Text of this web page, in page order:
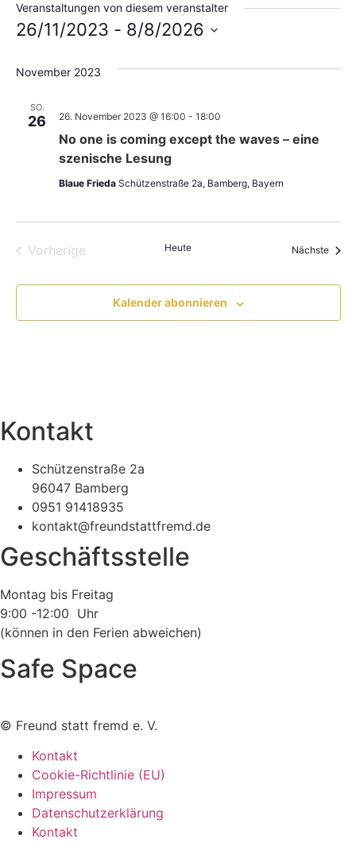
Veranstaltungen von diesem veranstalter
26/11/2023 - 8/8/2026
November 2023
SO.
26
No one is coming except the waves – eine
szenische Lesung
26. November 2023 @ 16:00 - 18:00
Blaue Frieda Schützenstraße 2a, Bamberg, Bayern
VorherigeVeranstaltungen
Heute Nächste
Kalender abonnieren
Kontakt
Schützenstraße 2a
96047 Bamberg
0951 91418935
kontakt@freundstattfremd.de
Geschäftsstelle
Montag bis Freitag
9:00 -12:00 Uhr
(können in den Ferien abweichen)
Safe Space
© Freund statt fremd e. V.
Kontakt
Cookie-Richtlinie (EU)
Impressum
Datenschutzerklärung
Kontakt